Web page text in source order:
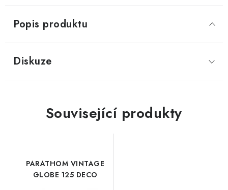
Popis produktu
Diskuze
Související produkty
PARATHOM VINTAGE
GLOBE 125 DECO